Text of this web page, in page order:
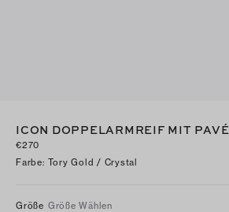
ICON DOPPELARMREIF MIT PAVÉ
€270
Farbe: Tory Gold / Crystal
Größe Größe Wählen